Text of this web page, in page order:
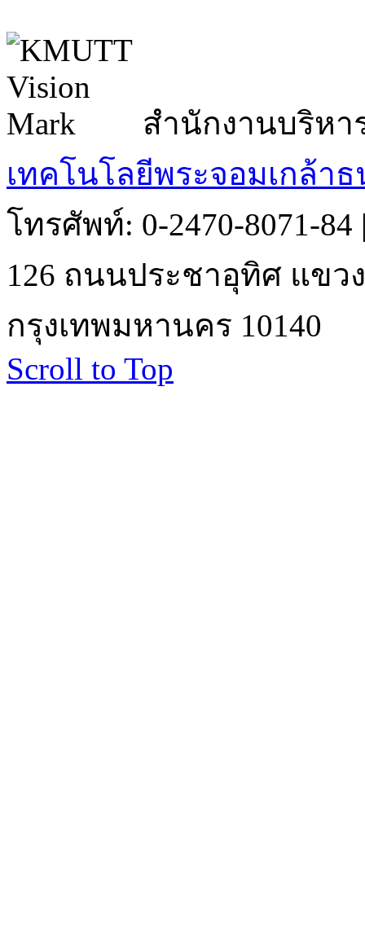
สำนักงานบริห
เทคโนโลยีพระจอมเกล้า
โทรศัพท์: 0-2470-8071-84
126 ถนนประชาอุทิศ แขว
กรุงเทพมหานคร 10140
Scroll to Top